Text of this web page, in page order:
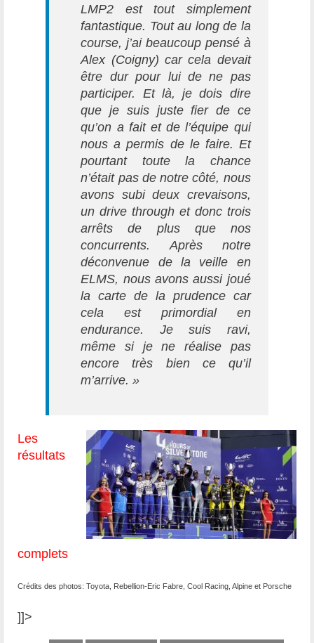
LMP2 est tout simplement
fantastique. Tout au long de la
course, j’ai beaucoup pensé à
Alex (Coigny) car cela devait
être dur pour lui de ne pas
participer. Et là, je dois dire
que je suis juste fier de ce
qu’on a fait et de l’équipe qui
nous a permis de le faire. Et
pourtant toute la chance
n’était pas de notre côté, nous
avons subi deux crevaisons,
un drive through et donc trois
arrêts de plus que nos
concurrents. Après notre
déconvenue de la veille en
ELMS, nous avons aussi joué
la carte de la prudence car
cela est primordial en
endurance. Je suis ravi,
même si je ne réalise pas
encore très bien ce qu’il
m’arrive. »
Les
résultats
complets
Crédits des photos: Toyota, Rebellion-Eric Fabre, Cool Racing, Alpine et Porsche
]]>